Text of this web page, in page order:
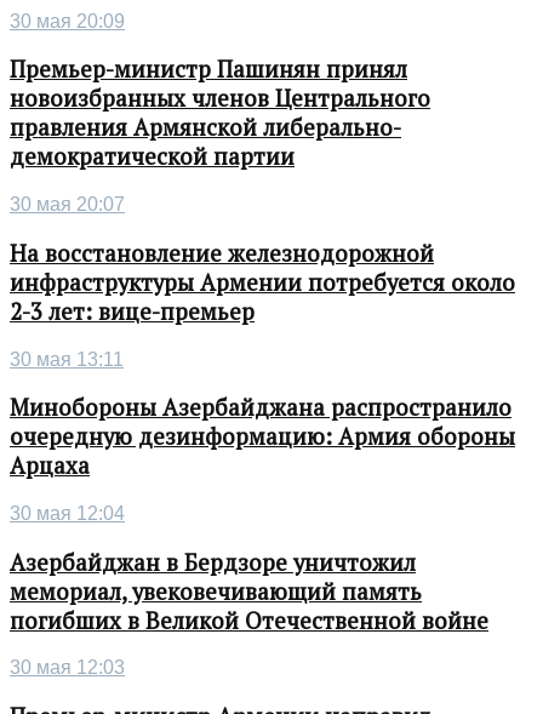
30 мая 20:09
Премьер-министр Пашинян принял
новоизбранных членов Центрального
правления Армянской либерально-
демократической партии
30 мая 20:07
На восстановление железнодорожной
инфраструктуры Армении потребуется около
2-3 лет: вице-премьер
30 мая 13:11
Минобороны Азербайджана распространило
очередную дезинформацию: Армия обороны
Арцаха
30 мая 12:04
Азербайджан в Бердзоре уничтожил
мемориал, увековечивающий память
погибших в Великой Отечественной войне
30 мая 12:03